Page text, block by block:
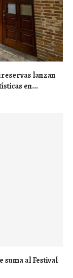
lanzan
en...
al Festival